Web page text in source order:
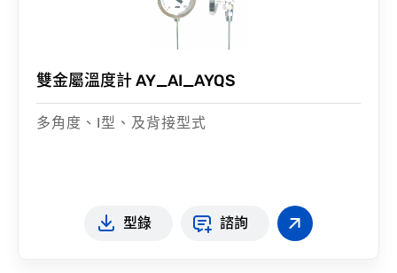
雙金屬溫度計 AY_AI_AYQS
多角度、I型、及背接型式
型錄 諮詢